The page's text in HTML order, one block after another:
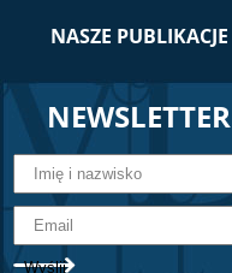
NASZE PUBLIKACJE
NEWSLETTER